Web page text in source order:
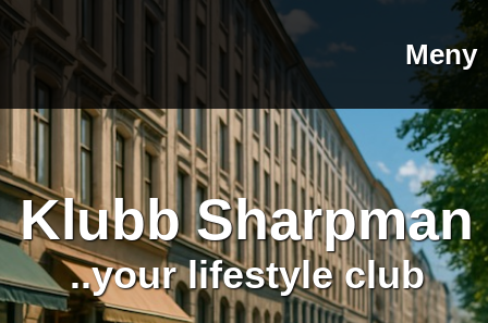
Meny
Klubb Sharpman
..your lifestyle club